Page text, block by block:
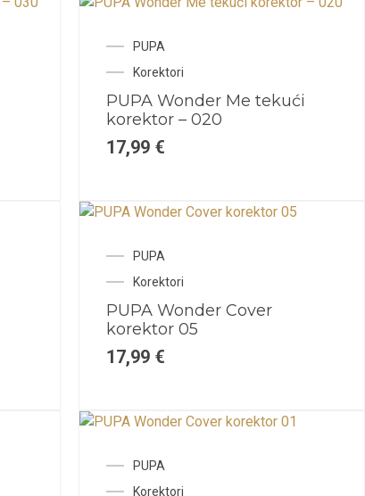
PUPA
Korektori
PUPA Wonder Me tekući
korektor – 020
17,99 €
PUPA
Korektori
PUPA Wonder Cover
korektor 05
17,99 €
PUPA
Korektori